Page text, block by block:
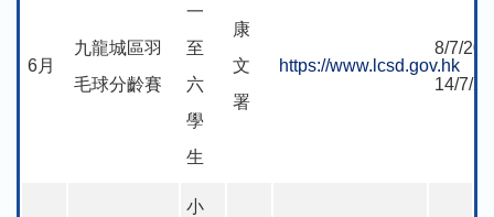
6月
九龍城區羽
毛球分齡賽
一
至
六
學
生
康
文
署
https://www.lcsd.gov.hk
8/7/
14/7/
小